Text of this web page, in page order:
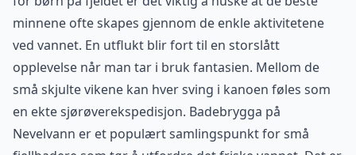
minnene ofte skapes gjennom de enkle aktivitetene
ved vannet. En utflukt blir fort til en storslått
opplevelse når man tar i bruk fantasien. Mellom de
små skjulte vikene kan hver sving i kanoen føles som
en ekte sjørøverekspedisjon. Badebrygga på
Nevelvann er et populært samlingspunkt for små